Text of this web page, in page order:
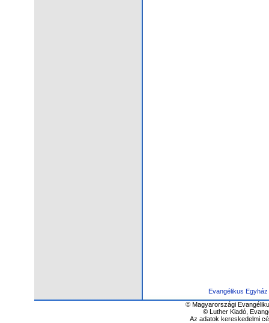
Evangélikus Egyház
© Magyarországi
© Luther Kiadó,
Az adatok kereskedelmi